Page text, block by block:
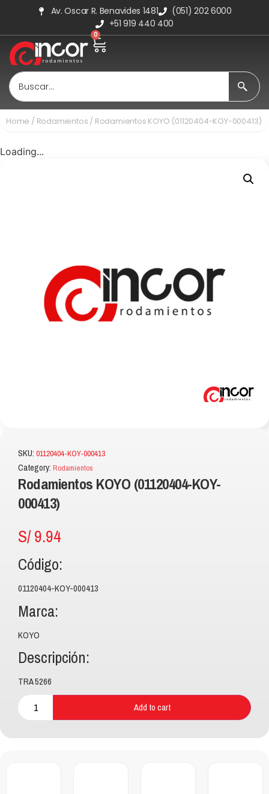
Av. Oscar R. Benavides 1481
(051) 202 6000
+51 919 440 400
0
Home / Rodamientos / Rodamientos KOYO (01120404-KOY-000413)
Loading...
SKU: 01120404-KOY-000413
Category: Rodamientos
Rodamientos KOYO (01120404-KOY-
000413)
S/9.94
Código:
01120404-KOY-000413
Marca:
KOYO
Descripción:
TRA 5266
Add to cart